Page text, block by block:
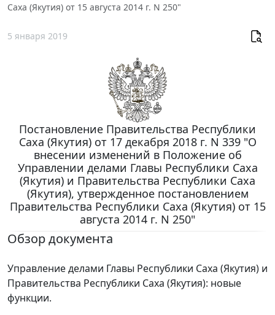
Саха (Якутия) от 15 августа 2014 г. N 250"
5 января 2019
Постановление Правительства Республики
Саха (Якутия) от 17 декабря 2018 г. N 339 "О
внесении изменений в Положение об
Управлении делами Главы Республики Саха
(Якутия) и Правительства Республики Саха
(Якутия), утвержденное постановлением
Правительства Республики Саха (Якутия) от 15
августа 2014 г. N 250"
Обзор документа
Управление делами Главы Республики Саха (Якутия) и
Правительства Республики Саха (Якутия): новые
функции.